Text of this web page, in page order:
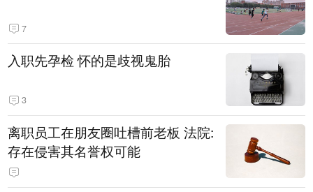
7
入职先孕检 怀的是歧视鬼胎
3
离职员工在朋友圈吐槽前老板 法院:
存在侵害其名誉权可能